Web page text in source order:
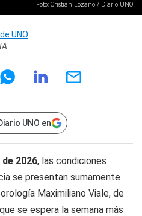
Foto: Cristián Lozano / Diario UNO
UNO
UNO en
2026, las condiciones
se presentan sumamente
Maximiliano Viale, de
que se espera la semana más